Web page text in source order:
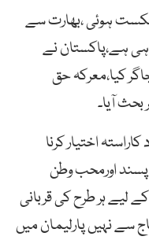
ہوئی ،بھارت سے
ہے،پاکستان نے
کیا،معرکہ حق
آیا۔
اختیار کرنا
پسند اورمحب وطن
لیے ہر طرح کی قربانی
سے نہیں پارلیمان میں